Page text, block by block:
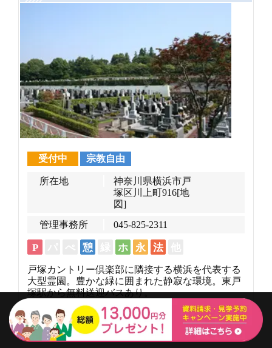
受付中 宗教自由
所在地
神奈川県横浜市戸
塚区川上町916[地
図]
管理事務所
045-825-2311
P 憩 ホ 永 法
戸塚カントリー倶楽部に隣接する横浜を代表する
大型霊園。豊かな緑に囲まれた静寂な環境。東戸
塚駅から無料送迎バスあり。